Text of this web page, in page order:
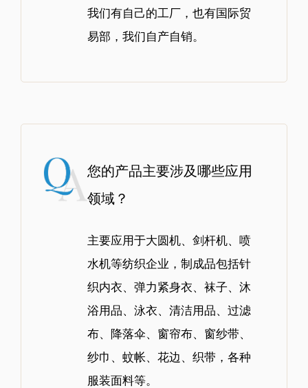
我们有自己的工厂，也有国际贸
易部，我们自产自销。
您的产品主要涉及哪些应用
领域？
主要应用于大圆机、剑杆机、喷
水机等纺织企业，制成品包括针
织内衣、弹力紧身衣、袜子、沐
浴用品、泳衣、清洁用品、过滤
布、降落伞、窗帘布、窗纱带、
纱巾、蚊帐、花边、织带，各种
服装面料等。